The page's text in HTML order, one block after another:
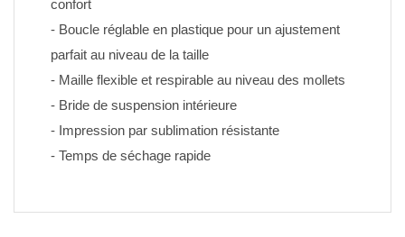
confort
- Boucle réglable en plastique pour un ajustement
parfait au niveau de la taille
- Maille flexible et respirable au niveau des mollets
- Bride de suspension intérieure
- Impression par sublimation résistante
- Temps de séchage rapide